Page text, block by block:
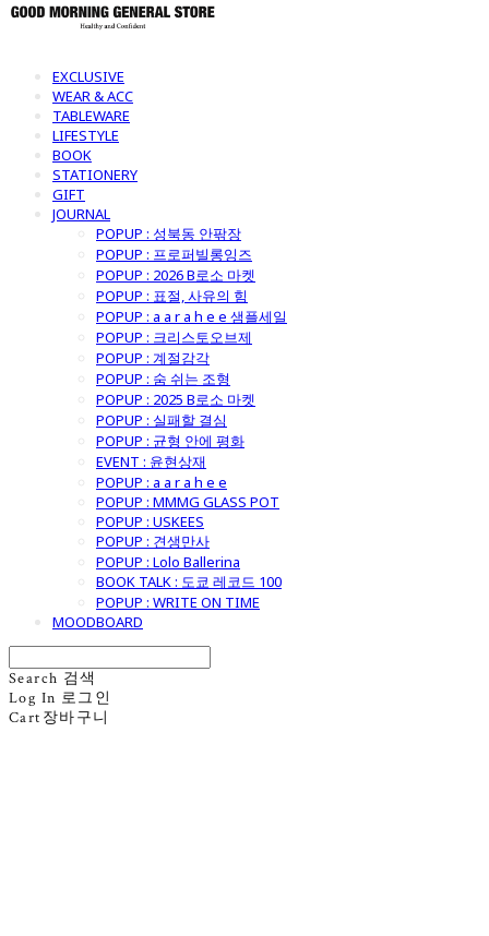
EXCLUSIVE
WEAR & ACC
TABLEWARE
LIFESTYLE
BOOK
STATIONERY
GIFT
JOURNAL
POPUP : 성북동 안팎장
POPUP : 프로퍼빌롱잉즈
POPUP : 2026 B로소 마켓
POPUP : 표절, 사유의 힘
POPUP : a a r a h e e 샘플세일
POPUP : 크리스토오브제
POPUP : 계절감각
POPUP : 숨 쉬는 조형
POPUP : 2025 B로소 마켓
POPUP : 실패할 결심
POPUP : 균형 안에 평화
EVENT : 윤현상재
POPUP : a a r a h e e
POPUP : MMMG GLASS POT
POPUP : USKEES
POPUP : 견생만사
POPUP : Lolo Ballerina
BOOK TALK : 도쿄 레코드 100
POPUP : WRITE ON TIME
MOODBOARD
Search 검색
Log In 로그인
Cart 장바구니